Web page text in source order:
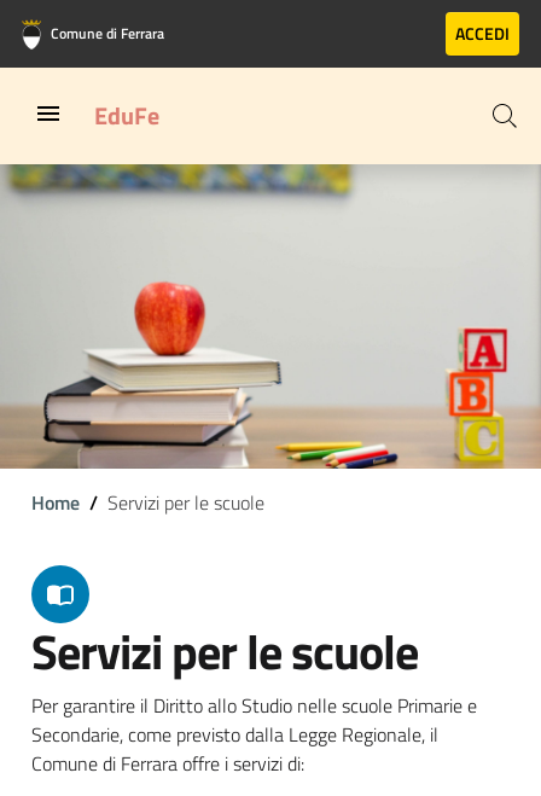
Vai al contenuto principale
Vai al footer
Comune di Ferrara ACCEDI
EduFe
Home Servizi per le scuole
Servizi per le scuole
Per garantire il Diritto allo Studio nelle scuole Primarie e
Secondarie, come previsto dalla Legge Regionale, il
Comune di Ferrara offre i servizi di: